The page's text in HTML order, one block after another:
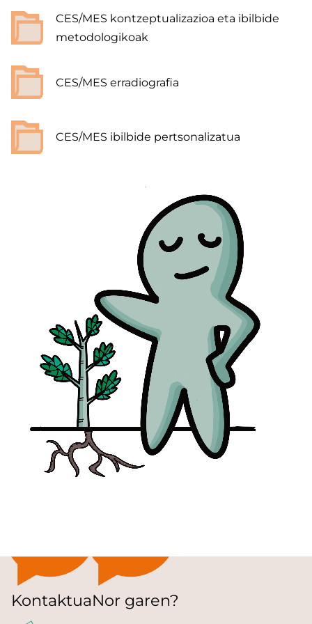
CES/MES kontzeptualizazioa eta ibilbide
metodologikoak
CES/MES erradiografia
CES/MES ibilbide pertsonalizatua
KontaktuaNor garen?